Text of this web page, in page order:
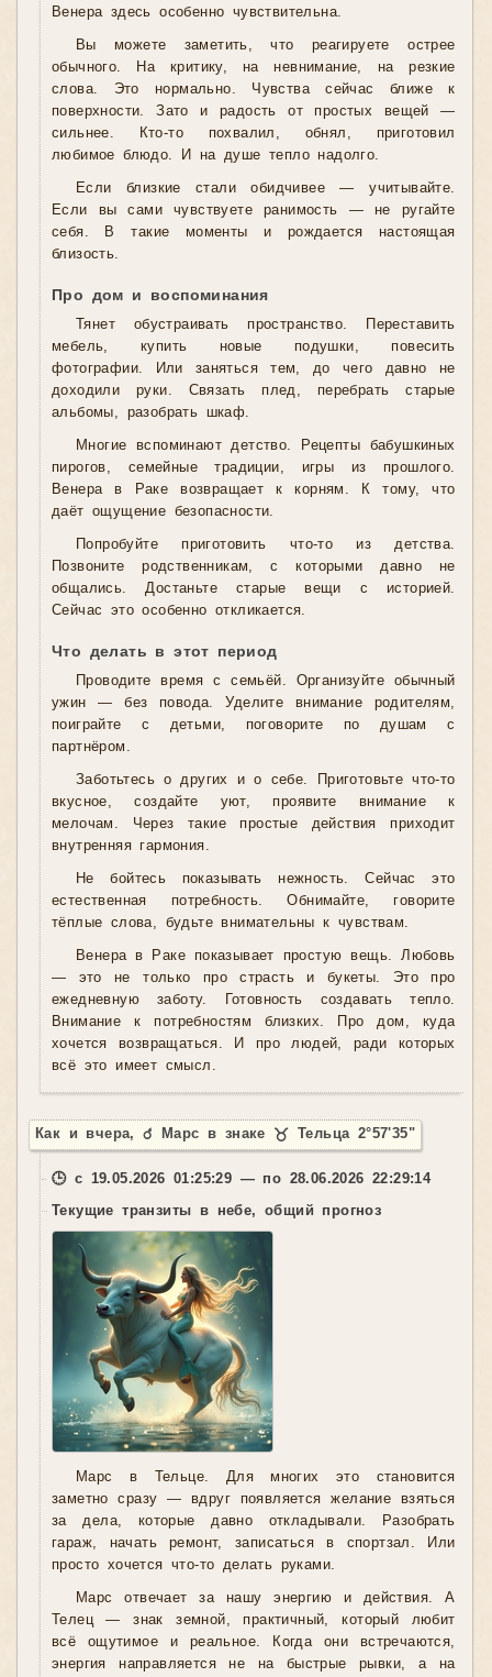
Венера здесь особенно чувствительна.
Вы можете заметить, что реагируете острее
обычного. На критику, на невнимание, на резкие
слова. Это нормально. Чувства сейчас ближе к
поверхности. Зато и радость от простых вещей —
сильнее. Кто-то похвалил, обнял, приготовил
любимое блюдо. И на душе тепло надолго.
Если близкие стали обидчивее — учитывайте.
Если вы сами чувствуете ранимость — не ругайте
себя. В такие моменты и рождается настоящая
близость.
Про дом и воспоминания
Тянет обустраивать пространство. Переставить
мебель, купить новые подушки, повесить
фотографии. Или заняться тем, до чего давно не
доходили руки. Связать плед, перебрать старые
альбомы, разобрать шкаф.
Многие вспоминают детство. Рецепты бабушкиных
пирогов, семейные традиции, игры из прошлого.
Венера в Раке возвращает к корням. К тому, что
даёт ощущение безопасности.
Попробуйте приготовить что-то из детства.
Позвоните родственникам, с которыми давно не
общались. Достаньте старые вещи с историей.
Сейчас это особенно откликается.
Что делать в этот период
Проводите время с семьёй. Организуйте обычный
ужин — без повода. Уделите внимание родителям,
поиграйте с детьми, поговорите по душам с
партнёром.
Заботьтесь о других и о себе. Приготовьте что-то
вкусное, создайте уют, проявите внимание к
мелочам. Через такие простые действия приходит
внутренняя гармония.
Не бойтесь показывать нежность. Сейчас это
естественная потребность. Обнимайте, говорите
тёплые слова, будьте внимательны к чувствам.
Венера в Раке показывает простую вещь. Любовь
— это не только про страсть и букеты. Это про
ежедневную заботу. Готовность создавать тепло.
Внимание к потребностям близких. Про дом, куда
хочется возвращаться. И про людей, ради которых
всё это имеет смысл.
Как и вчера, ♂ Марс в знаке ♉ Тельца 2°57'35"
🕒 с 19.05.2026 01:25:29 — по 28.06.2026 22:29:14
Текущие транзиты в небе, общий прогноз
Марс в Тельце. Для многих это становится
заметно сразу — вдруг появляется желание взяться
за дела, которые давно откладывали. Разобрать
гараж, начать ремонт, записаться в спортзал. Или
просто хочется что-то делать руками.
Марс отвечает за нашу энергию и действия. А
Телец — знак земной, практичный, который любит
всё ощутимое и реальное. Когда они встречаются,
энергия направляется не на быстрые рывки, а на